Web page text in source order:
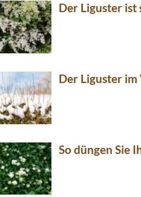
Der Liguster
Der Liguster
So düngen Sie